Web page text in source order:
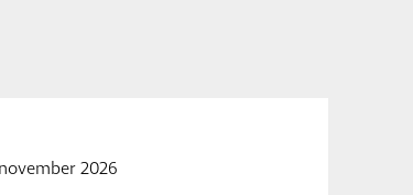
2026